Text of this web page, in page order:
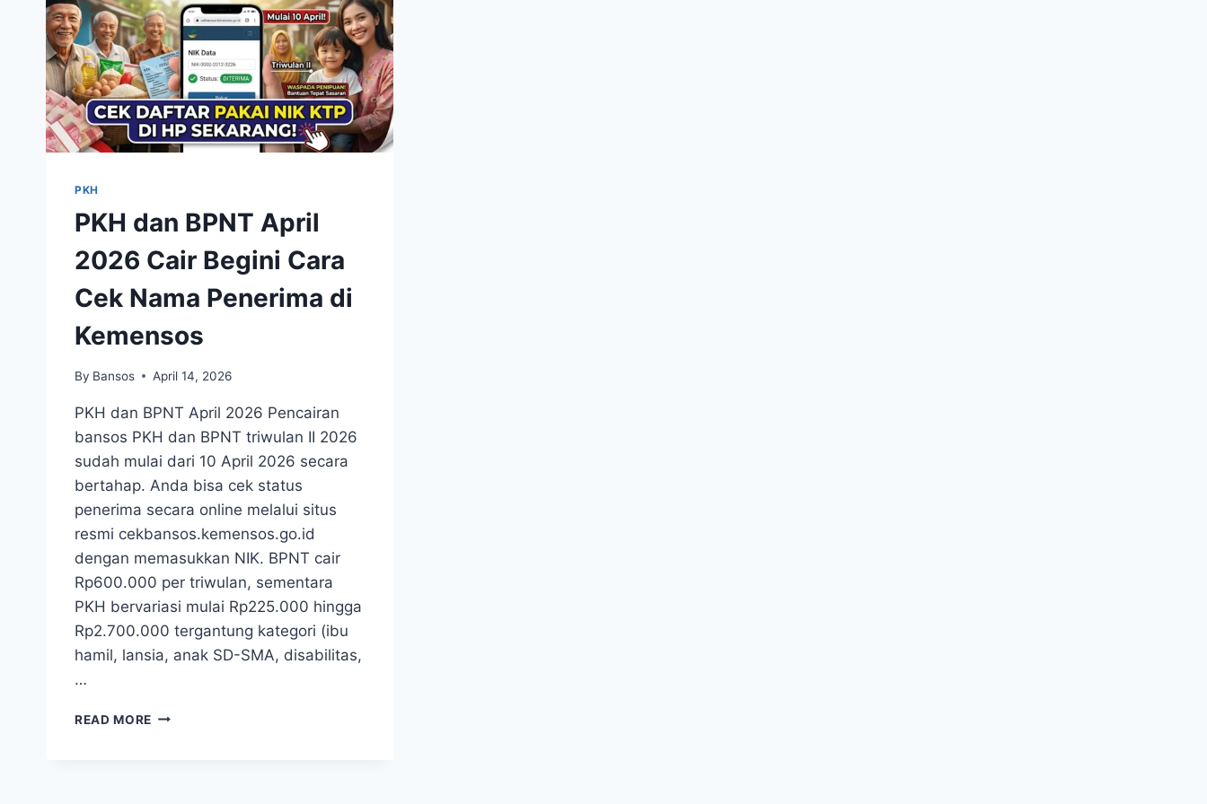
PKH
PKH dan BPNT April
2026 Cair Begini Cara
Cek Nama Penerima di
Kemensos
By Bansos April 14, 2026
PKH dan BPNT April 2026 Pencairan
bansos PKH dan BPNT triwulan II 2026
sudah mulai dari 10 April 2026 secara
bertahap. Anda bisa cek status
penerima secara online melalui situs
resmi cekbansos.kemensos.go.id
dengan memasukkan NIK. BPNT cair
Rp600.000 per triwulan, sementara
PKH bervariasi mulai Rp225.000 hingga
Rp2.700.000 tergantung kategori (ibu
hamil, lansia, anak SD-SMA, disabilitas,
…
READ MORE PKH